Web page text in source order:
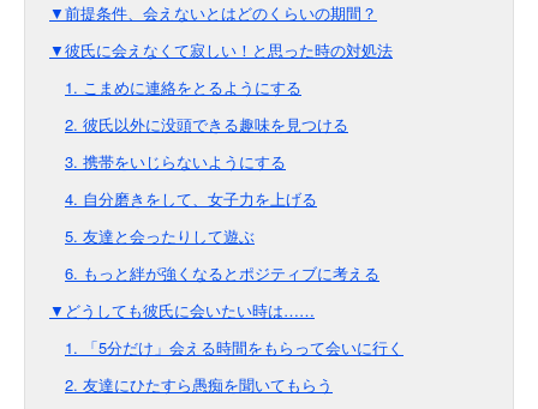
▼前提条件、会えないとはどのくらいの期間？
▼彼氏に会えなくて寂しい！と思った時の対処法
1. こまめに連絡をとるようにする
2. 彼氏以外に没頭できる趣味を見つける
3. 携帯をいじらないようにする
4. 自分磨きをして、女子力を上げる
5. 友達と会ったりして遊ぶ
6. もっと絆が強くなるとポジティブに考える
▼どうしても彼氏に会いたい時は……
1. 「5分だけ」会える時間をもらって会いに行く
2. 友達にひたすら愚痴を聞いてもらう